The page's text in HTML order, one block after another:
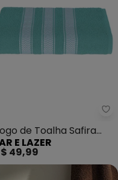
- Jogo de Toalhas
de Toalha Safira
Mar) 2 Peças
E LAZER
49,99